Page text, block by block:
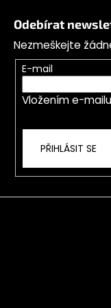
Odebírat
Nezmeškejte
E-mail
Vložením e-
PŘIHLÁSIT SE